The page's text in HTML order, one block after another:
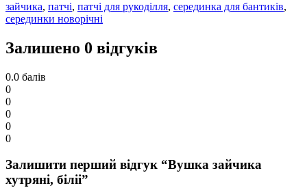
зайчика, патчі, патчі для рукоділля, серединка для бантиків,
серединки новорічні
Залишено 0 відгуків
0.0 балів
0
0
0
0
0
Залишити перший відгук “Вушка зайчика
хутряні, біліі”